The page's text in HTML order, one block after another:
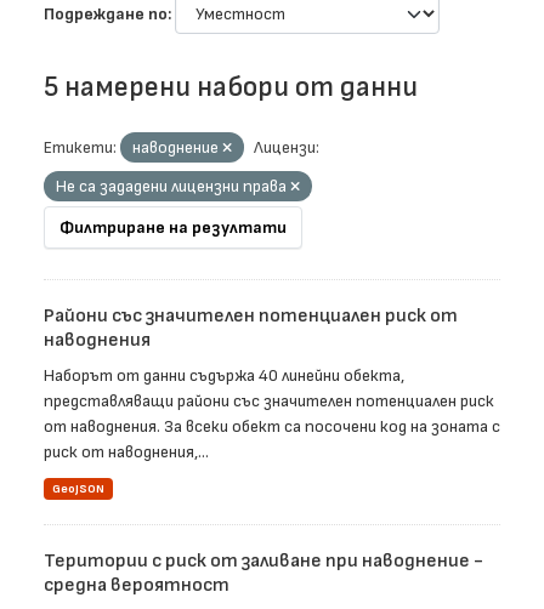
Подреждане по
5 намерени набори от данни
Етикети: наводнение
Лицензи:
Не са зададени лицензни права
Филтриране на резултати
Райони със значителен потенциален риск от
наводнения
Наборът от данни съдържа 40 линейни обекта,
представляващи райони със значителен потенциален риск
от наводнения. За всеки обект са посочени код на зоната с
риск от наводнения,...
GeoJSON
Територии с риск от заливане при наводнение -
средна вероятност